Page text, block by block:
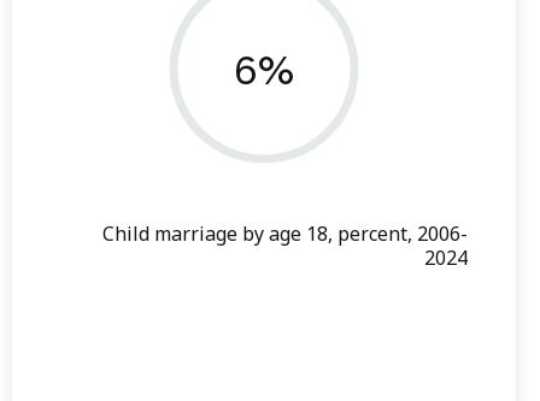
6%
Child marriage by age 18, percent, 2006-
2024